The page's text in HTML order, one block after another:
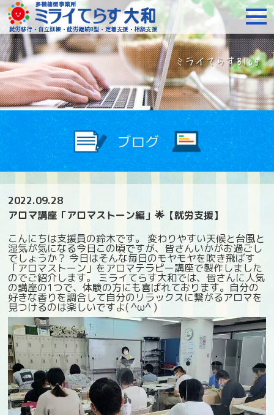
障がいをお持ちの方へ
2022.09.28
アロマ講座「アロマストーン編」🌟【就労支援】
こんにちは支援員の鈴木です。 変わりやすい天候と台風と
湿気が気になる今日この頃ですが、皆さんいかがお過ごし
でしょうか？ 今日はそんな毎日のモヤモヤを吹き飛ばす
「アロマストーン」をアロマテラピー講座で製作しました
のでご紹介します。 ミライてらす大和では、皆さんに人気
の講座の1つで、体験の方にも喜ばれております。自分の
好きな香りを調合して自分のリラックスに繋がるアロマを
見つけるのは楽しいですよ( ^ω^ )